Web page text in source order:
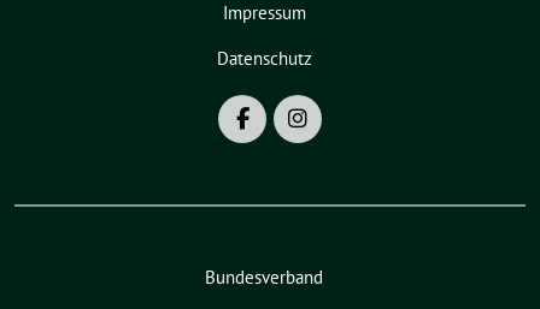
Impressum
Datenschutz
Bundesverband